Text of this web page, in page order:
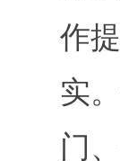
作
实
门